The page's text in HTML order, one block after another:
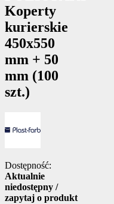
Koperty
kurierskie
450x550
mm + 50
mm (100
szt.)
Dostępność:
Aktualnie
niedostępny /
zapytaj o produkt